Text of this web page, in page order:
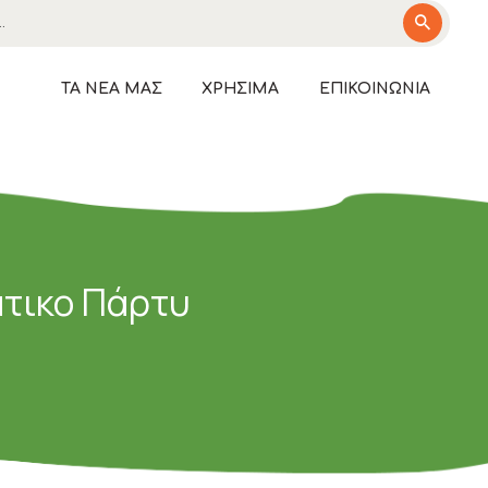
ΤΑ ΝΈΑ ΜΑΣ ΧΡΉΣΙΜΑ ΕΠΙΚΟΙΝΩΝΊΑ
Πάρτυ